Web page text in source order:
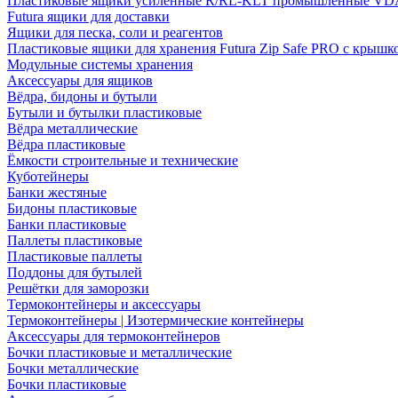
Futura ящики для доставки
Ящики для песка, соли и реагентов
Пластиковые ящики для хранения Futura Zip Safe PRO с
Модульные системы хранения
Аксессуары для ящиков
Вёдра, бидоны и бутыли
Бутыли и бутылки пластиковые
Вёдра металлические
Вёдра пластиковые
Ёмкости строительные и технические
Куботейнеры
Банки жестяные
Бидоны пластиковые
Банки пластиковые
Паллеты пластиковые
Пластиковые паллеты
Поддоны для бутылей
Решётки для заморозки
Термоконтейнеры и аксессуары
Термоконтейнеры | Изотермические контейнеры
Аксессуары для термоконтейнеров
Бочки пластиковые и металлические
Бочки металлические
Бочки пластиковые